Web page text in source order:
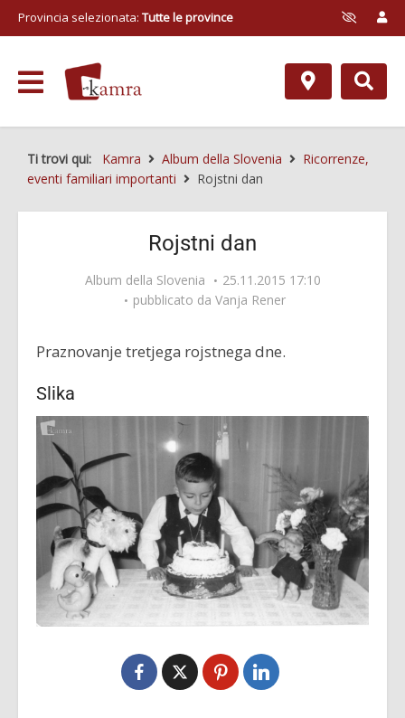
Provincia selezionata: Tutte le province
Ti trovi qui: Kamra Album della Slovenia
Ricorrenze,
eventi familiari importanti
Rojstni dan
Rojstni dan
Album della Slovenia
25.11.2015 17:10
pubblicato da Vanja Rener
Praznovanje tretjega rojstnega dne.
Slika